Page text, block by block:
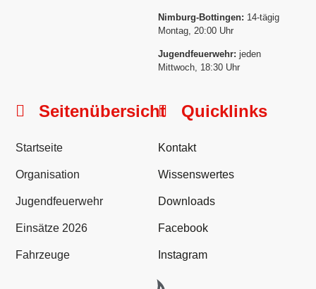
Nimburg-Bottingen: 14-tägig
Montag, 20:00 Uhr
Jugendfeuerwehr: jeden
Mittwoch, 18:30 Uhr
Seitenübersicht
Startseite
Organisation
Jugendfeuerwehr
Einsätze 2026
Fahrzeuge
Quicklinks
Kontakt
Wissenswertes
Downloads
Facebook
Instagram